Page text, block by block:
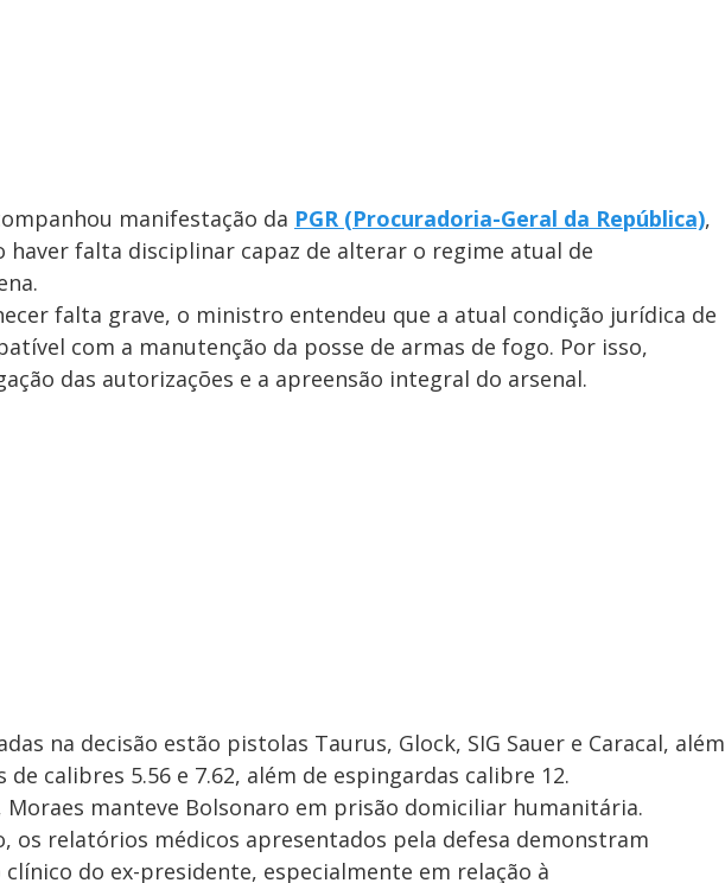
manifestação da PGR (Procuradoria-Geral da República),
haver falta disciplinar capaz de alterar o regime atual de
falta grave, o ministro entendeu que a atual condição jurídica de
com a manutenção da posse de armas de fogo. Por isso,
das autorizações e a apreensão integral do arsenal.
na decisão estão pistolas Taurus, Glock, SIG Sauer e Caracal, além
de calibres 5.56 e 7.62, além de espingardas calibre 12.
Moraes manteve Bolsonaro em prisão domiciliar humanitária.
os relatórios médicos apresentados pela defesa demonstram
do ex-presidente, especialmente em relação à